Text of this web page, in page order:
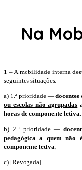
Na
1 – A mobilidade interna
seguintes situações:
a) 1.ª prioridade —
ou escolas não agrupadas
horas de componente letiva.
b) 2.ª prioridade —
pedagógica a quem não
componente letiva;
c) [Revogada].